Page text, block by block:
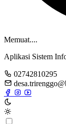
Memuat....
Aplikasi Sistem
02742810295